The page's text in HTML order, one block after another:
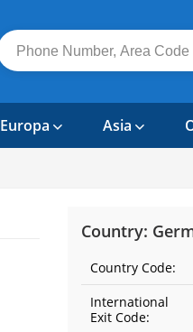
Europa Asia
Country:
Country Code:
International
Exit Code: